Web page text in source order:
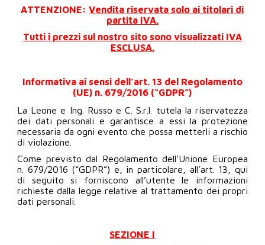
ATTENZIONE:Vendita riservata solo ai titolari di
partita IVA.
Tutti i prezzi sul nostro sito sono visualizzati IVA
ESCLUSA.
Informativa ai sensi dell’art. 13 del Regolamento
(UE) n. 679/2016 (“GDPR”)
La Leone e Ing. Russo e C. S.r.l. tutela la riservatezza
dei dati personali e garantisce a essi la protezione
necessaria da ogni evento che possa metterli a rischio
di violazione.
Come previsto dal Regolamento dell’Unione Europea
n. 679/2016 (“GDPR”) e, in particolare, all’art. 13, qui
di seguito si forniscono all’utente le informazioni
richieste dalla legge relative al trattamento dei propri
dati personali.
SEZIONE I